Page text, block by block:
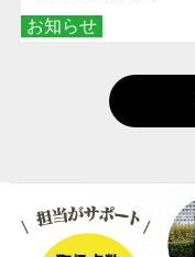
お知らせ